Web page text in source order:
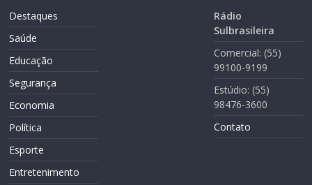
Destaques
Saúde
Educação
Segurança
Economia
Política
Esporte
Entretenimento
Rádio
Sulbrasileira
Comercial: (55)
99100-9199
Estúdio: (55)
98476-3600
Contato